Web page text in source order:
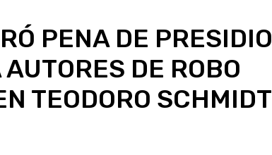
PENA DE PRESIDIO
DE ROBO
TEODORO SCHMIDT